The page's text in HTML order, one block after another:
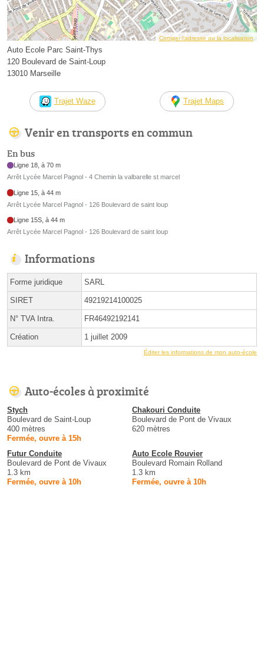
Corriger l’adresse ou la localisation
Auto Ecole Parc Saint-Thys
120 Boulevard de Saint-Loup
13010 Marseille
Trajet Waze Trajet Maps
Venir en transports en commun
En bus
Ligne 18, à 70 m
Arrêt Lycée Marcel Pagnol - 4 Chemin la valbarelle st marcel
Ligne 15, à 44 m
Arrêt Lycée Marcel Pagnol - 126 Boulevard de saint loup
Ligne 15S, à 44 m
Arrêt Lycée Marcel Pagnol - 126 Boulevard de saint loup
Informations
Forme juridique SARL
SIRET 49219214100025
N° TVA Intra. FR46492192141
Création 1 juillet 2009
Éditer les informations de mon auto-école
Auto-écoles à proximité
Stych
Boulevard de Saint-Loup
400 mètres
Fermée, ouvre à 15h
Chakouri Conduite
Boulevard de Pont de Vivaux
620 mètres
Futur Conduite
Boulevard de Pont de Vivaux
1.3 km
Fermée, ouvre à 10h
Auto Ecole Rouvier
Boulevard Romain Rolland
1.3 km
Fermée, ouvre à 10h